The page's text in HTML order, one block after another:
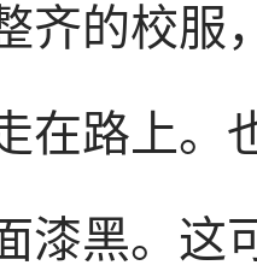
齐的校服
在路上。
漆黑。这